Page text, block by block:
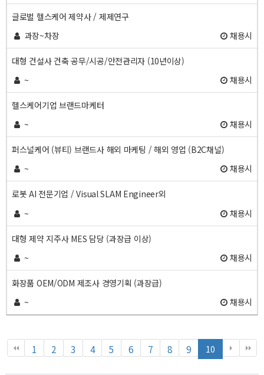
글로벌 헬스케어 제약사 / 제제연구
과장~차장
채용시
대형 건설사 건축 공무/시공/안전관리자 (10년이상)
~
채용시
헬스케어기업 브랜드마케터
~
채용시
퍼스널케어 (뷰티) 브랜드사 해외 마케팅 / 해외 영업 (B2C채널)
~
채용시
로봇 AI 전문기업 / Visual SLAM Engineer외
~
채용시
대형 제약 지주사 MES 담당 (과장급 이상)
~
채용시
화장품 OEM/ODM 제조사 경영기획 (과장급)
~
채용시
1
이
2페
이
3페
이
4페
이
5
이
6페
이
7페
이
8페
이
9페
이
린
10
이
지